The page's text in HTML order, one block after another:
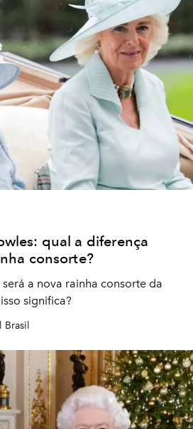
qual a diferença
consorte?
a nova rainha consorte da
significa?